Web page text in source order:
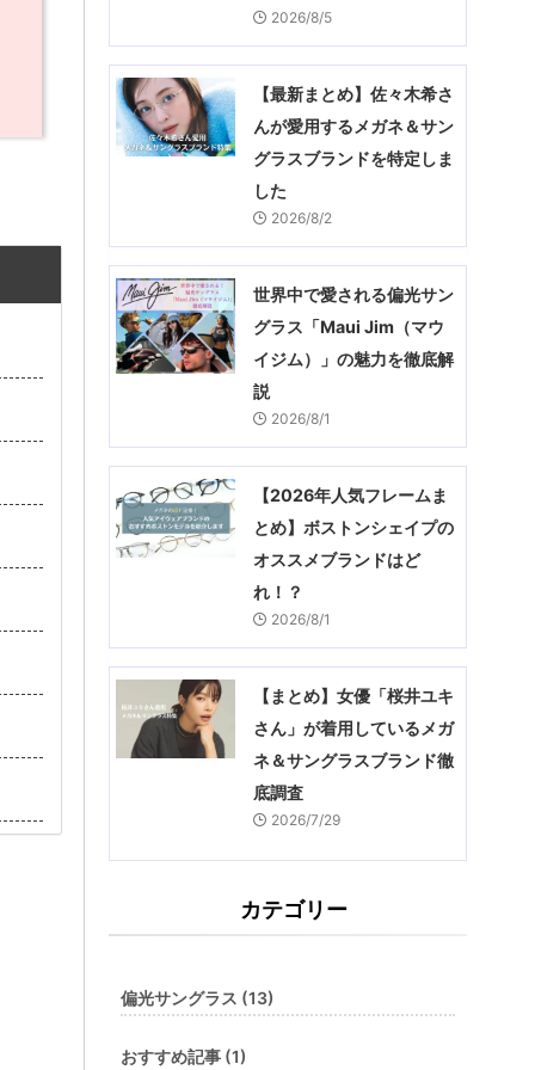
2026/8/5
【最新まとめ】佐々木希さ
んが愛用するメガネ＆サン
グラスブランドを特定しま
した
2026/8/2
世界中で愛される偏光サン
グラス「Maui Jim（マウ
イジム）」の魅力を徹底解
説
2026/8/1
【2026年人気フレームま
とめ】ボストンシェイプの
オススメブランドはど
れ！？
2026/8/1
【まとめ】女優「桜井ユキ
さん」が着用しているメガ
ネ＆サングラスブランド徹
底調査
2026/7/29
カテゴリー
偏光サングラス (13)
おすすめ記事 (1)